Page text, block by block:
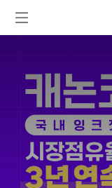
메뉴 열기
ㅤㅤ
ㅤㅤ
ㅤㅤ
ㅤㅤ